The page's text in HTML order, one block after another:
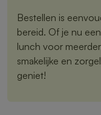
Bestellen is
bereid. Of je nu
lunch voor
smakelijke en
geniet!